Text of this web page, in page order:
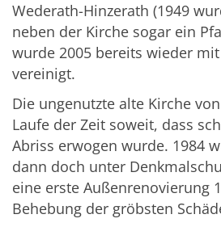
Wederath-Hinzerath (1949
neben der Kirche sogar ein
wurde 2005 bereits wieder
vereinigt.
Die ungenutzte alte Kirche
Laufe der Zeit soweit, dass
Abriss erwogen wurde. 1984
dann doch unter
eine erste Außenrenovierung
Behebung der gröbsten